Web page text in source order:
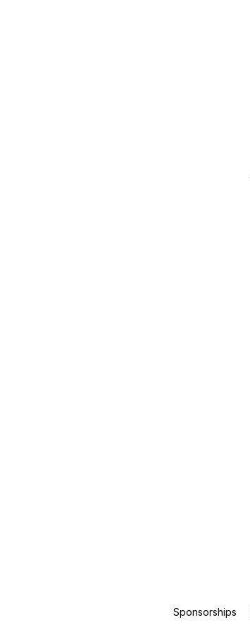
Sponsorships